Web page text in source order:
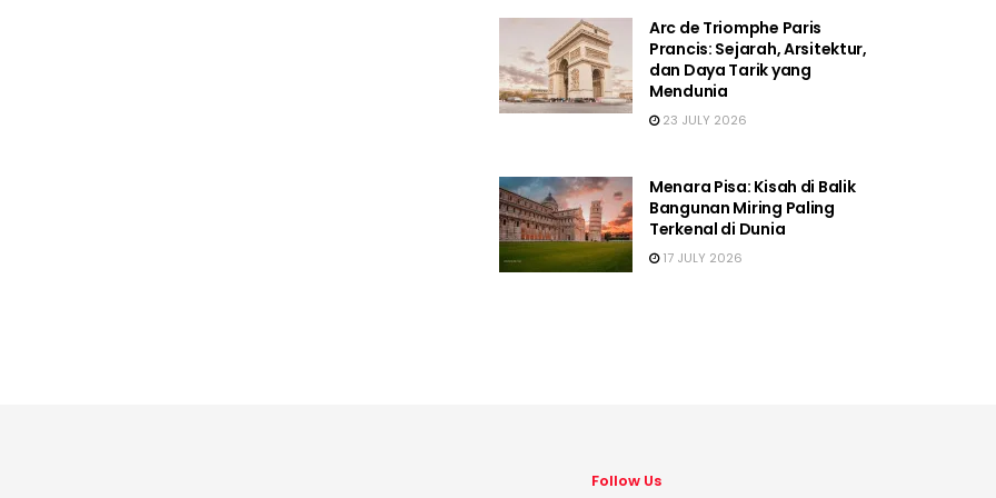
Arc de Triomphe Paris
Prancis: Sejarah, Arsitektur,
dan Daya Tarik yang
Mendunia
23 JULY 2026
Menara Pisa: Kisah di Balik
Bangunan Miring Paling
Terkenal di Dunia
17 JULY 2026
Follow Us